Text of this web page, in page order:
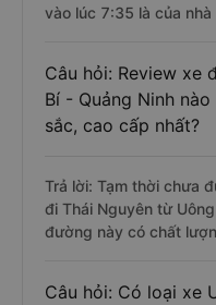
vào lúc 7:35 là của nhà
Câu hỏi: Review xe
Bí - Quảng Ninh
sắc, cao cấp nhất?
Trả lời: Tạm thời chưa
đi Thái Nguyên từ
đường này có chất
Câu hỏi: Có loại xe